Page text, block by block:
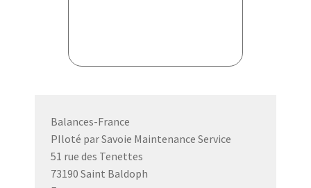
Balances-France
PIloté par Savoie Maintenance Service
51 rue des Tenettes
73190 Saint Baldoph